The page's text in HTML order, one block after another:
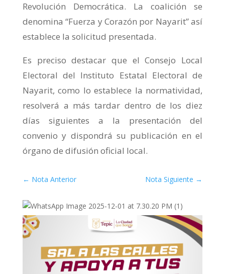
Revolución Democrática. La coalición se
denomina “Fuerza y Corazón por Nayarit” así
establece la solicitud presentada.
Es preciso destacar que el Consejo Local
Electoral del Instituto Estatal Electoral de
Nayarit, como lo establece la normatividad,
resolverá a más tardar dentro de los diez
días siguientes a la presentación del
convenio y dispondrá su publicación en el
órgano de difusión oficial local.
← Nota Anterior Nota Siguiente →